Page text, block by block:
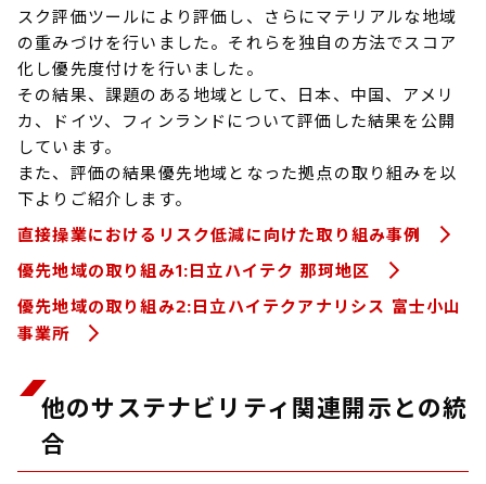
スク評価ツールにより評価し、さらにマテリアルな地域
の重みづけを行いました。それらを独自の方法でスコア
化し優先度付けを行いました。
その結果、課題のある地域として、日本、中国、アメリ
カ、ドイツ、フィンランドについて評価した結果を公開
しています。
また、評価の結果優先地域となった拠点の取り組みを以
下よりご紹介します。
直接操業におけるリスク低減に向けた取り組み事例
優先地域の取り組み1:日立ハイテク 那珂地区
優先地域の取り組み2:日立ハイテクアナリシス 富士小山
事業所
他のサステナビリティ関連開示との統
合